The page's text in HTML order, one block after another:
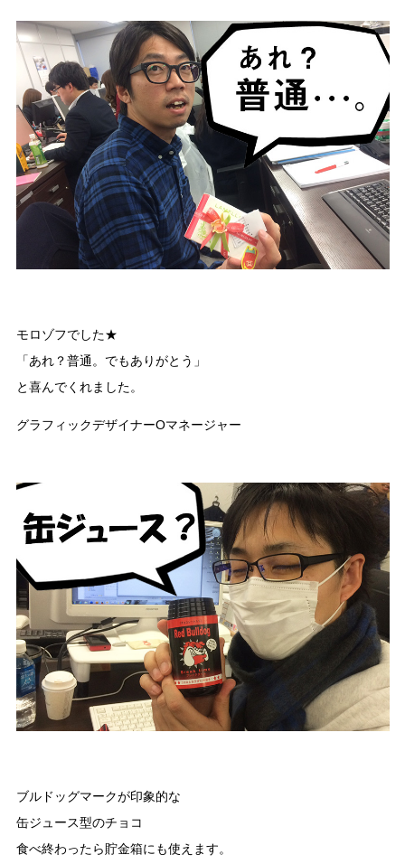
モロゾフでした★
「あれ？普通。でもありがとう」
と喜んでくれました。
グラフィックデザイナーOマネージャー
ブルドッグマークが印象的な
缶ジュース型のチョコ
食べ終わったら貯金箱にも使えます。